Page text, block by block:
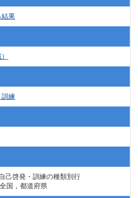
結果
訓練
己啓発・訓練の種類別行
国，都道府県